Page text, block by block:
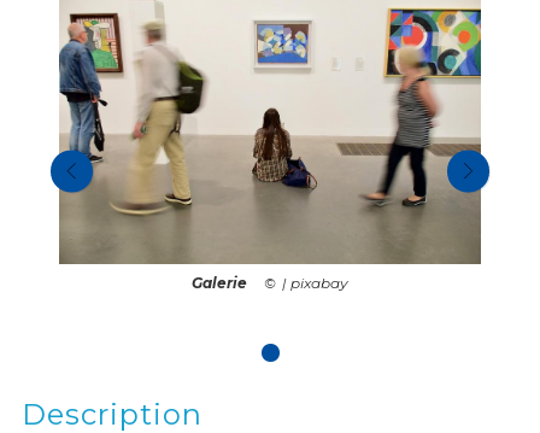
Galerie | pixabay
Description